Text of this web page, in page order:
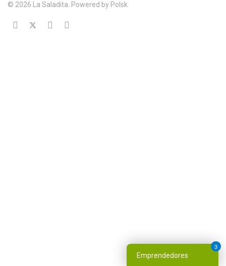
Emprendedores
3
© 2026 La Saladita. Powered by Polsk